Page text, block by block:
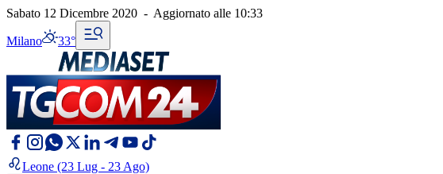
Sabato 12 Dicembre 2020 - Aggiornato alle 10:33
Milano 33°
Leone (23 Lug - 23 Ago)